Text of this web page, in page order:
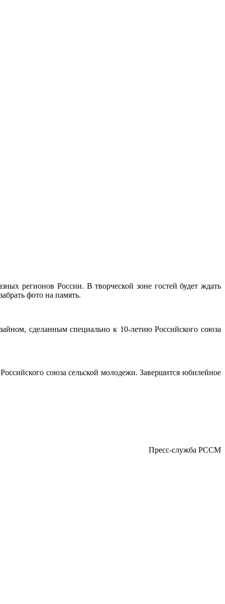
регионов России. В творческой зоне гостей будет ждать
фото на память.
сделанным специально к 10-летию Российского союза
союза сельской молодежи. Завершится юбилейное
Пресс-служба РССМ